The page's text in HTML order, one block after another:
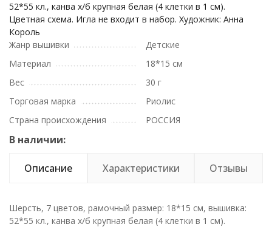
52*55 кл., канва х/б крупная белая (4 клетки в 1 см).
Цветная схема. Игла не входит в набор. Художник: Анна
Король
Жанр вышивки
Детские
Материал
18*15 см
Вес
30 г
Торговая марка
Риолис
Страна происхождения
РОССИЯ
В наличии:
Описание Характеристики Отзывы
Шерсть, 7 цветов, рамочный размер: 18*15 см, вышивка:
52*55 кл., канва х/б крупная белая (4 клетки в 1 см).